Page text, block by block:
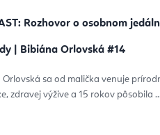
Rozhovor o osobnom
| Bibiána Orlovská #14
Orlovská sa od malička venuje
zdravej výžive a 15 rokov pôsobila ...